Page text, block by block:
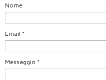
Nome
Email *
Messaggio *